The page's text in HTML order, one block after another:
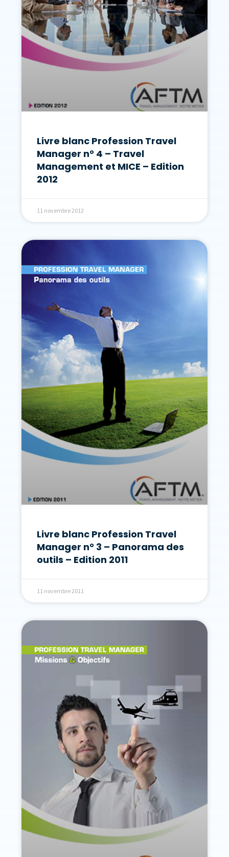
Livre blanc Profession Travel
Manager n° 4 – Travel
Management et MICE – Edition
2012
11 novembre 2012
Livre blanc Profession Travel
Manager n° 3 – Panorama des
outils – Edition 2011
11 novembre 2011